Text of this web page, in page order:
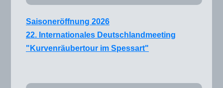
Saisoneröffnung 2026
22. Internationales Deutschlandmeeting
"Kurvenräubertour im Spessart"